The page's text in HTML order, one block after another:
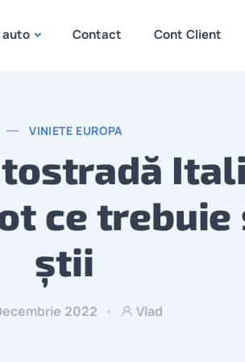
auto Contact Cont Client
VINIETE EUROPA
ce trebuie
știi
2022 Vlad